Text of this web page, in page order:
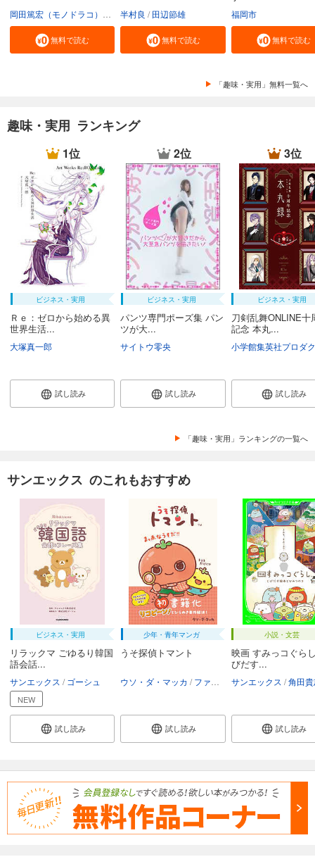
宮﨑樹
無料で読む
半村良 田辺節雄
無料で読む
福岡市
無料で読む
「趣味・実用」無料一覧へ
趣味・実用 ランキング
1位
ビジネス・実用
Ｒｅ：ゼロから始める異
世界生活...
大塚真一郎
試し読み
2位
ビジネス・実用
パンツ専門ポーズ集 パン
ツが大...
サイトウ零央
試し読み
3位
ビジネス・実用
刀剣乱舞ONLINE十
記念 本丸...
試し読み
「趣味・実用」ランキングの一覧へ
サンエックス のこれもおすすめ
ビジネス・実用
リラックマ ごゆるり韓国
語会話...
サンエックス ゴーシュ
NEW
試し読み
少年・青年マンガ
うそ探偵トマント
ウソ・ダ・マッカ ファンワークス サンエックス
試し読み
小説・文芸
映画 すみっコぐら
びだす...
サンエックス 角田貴志（ヨーロッ
試し読み